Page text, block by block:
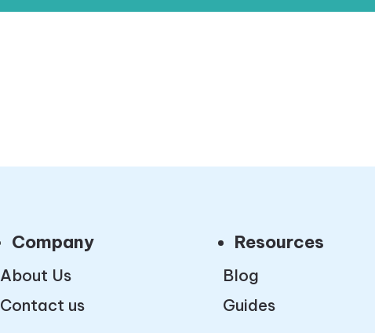
Company
About Us
Contact us
Resources
Blog
Guides